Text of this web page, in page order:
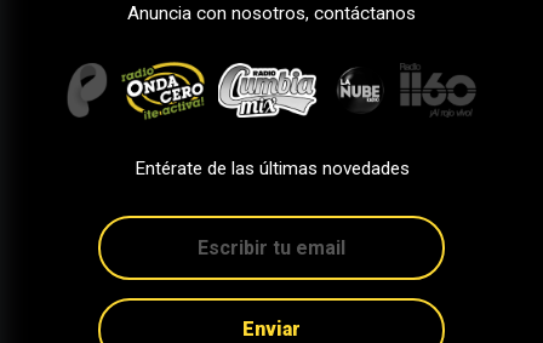
Anuncia con nosotros, contáctanos
Entérate de las últimas novedades
Enviar